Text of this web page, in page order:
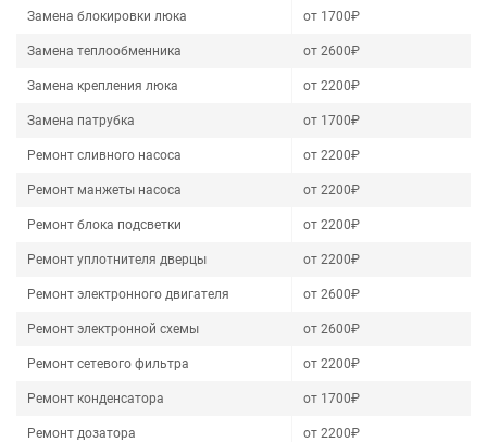
Замена блокировки люка от 1700₽
Замена теплообменника от 2600₽
Замена крепления люка от 2200₽
Замена патрубка от 1700₽
Ремонт сливного насоса от 2200₽
Ремонт манжеты насоса от 2200₽
Ремонт блока подсветки от 2200₽
Ремонт уплотнителя дверцы от 2200₽
Ремонт электронного двигателя от 2600₽
Ремонт электронной схемы от 2600₽
Ремонт сетевого фильтра от 2200₽
Ремонт конденсатора от 1700₽
Ремонт дозатора от 2200₽